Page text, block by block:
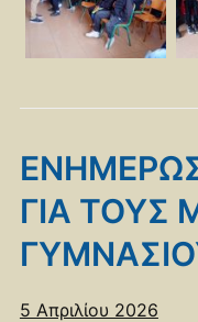
ΓΙΑ ΤΟΥΣ
5 Απριλίου 2026